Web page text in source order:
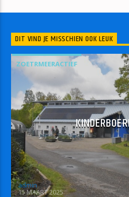
DIT VIND JE MISSCHIEN OOK LEUK
ZOETRMEERACTIEF
admin
15 MAART 2025